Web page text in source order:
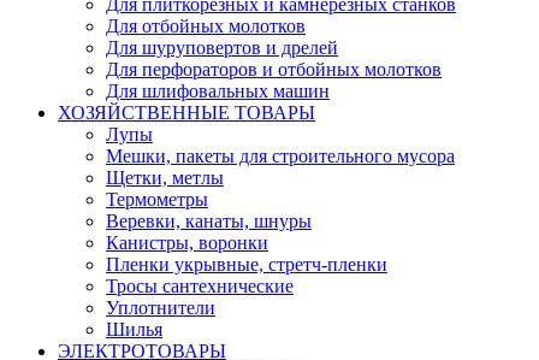
Для плиткорезных и камнерезных станков
Для отбойных молотков
Для шуруповертов и дрелей
Для перфораторов и отбойных молотков
Для шлифовальных машин
ХОЗЯЙСТВЕННЫЕ ТОВАРЫ
Лупы
Мешки, пакеты для строительного мусора
Щетки, метлы
Термометры
Веревки, канаты, шнуры
Канистры, воронки
Пленки укрывные, стретч-пленки
Тросы сантехнические
Уплотнители
Шилья
ЭЛЕКТРОТОВАРЫ